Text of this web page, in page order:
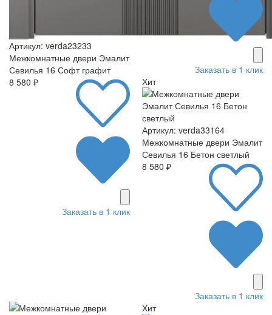
Артикул: verda23233
Межкомнатные двери Эмалит
Севилья 16 Софт графит
8 580 ₽
Заказать в 1 клик
Заказать в 1 клик
Хит
Артикул: verda33164
Межкомнатные двери Эмалит
Севилья 16 Бетон светлый
8 580 ₽
Заказать в 1 клик
Хит